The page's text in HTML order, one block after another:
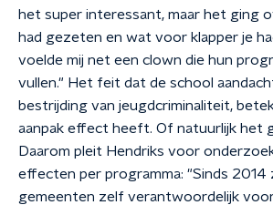
het super interessant, maar het ging
had gezeten en wat voor klapper je
voelde mij net een clown die hun
vullen." Het feit dat de school
bestrijding van jeugdcriminaliteit,
aanpak effect heeft. Of natuurlijk het
Daarom pleit Hendriks voor
effecten per programma: "Sinds 2014
gemeenten zelf verantwoordelijk